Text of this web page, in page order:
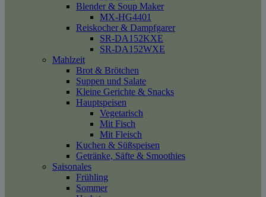
Blender & Soup Maker
MX-HG4401
Reiskocher & Dampfgarer
SR-DA152KXE
SR-DA152WXE
Mahlzeit
Brot & Brötchen
Suppen und Salate
Kleine Gerichte & Snacks
Hauptspeisen
Vegetarisch
Mit Fisch
Mit Fleisch
Kuchen & Süßspeisen
Getränke, Säfte & Smoothies
Saisonales
Frühling
Sommer